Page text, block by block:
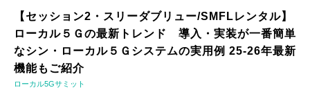
【セッション2・スリーダブリュー/SMFLレンタル】
ローカル５Ｇの最新トレンド 導入・実装が一番簡単
なシン・ローカル５Ｇシステムの実用例 25-26年最新
機能もご紹介
ローカル5Gサミット